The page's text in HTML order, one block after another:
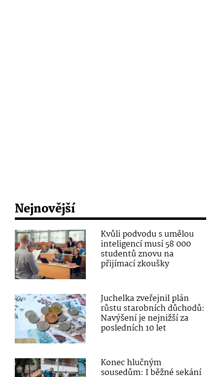
Nejnovější
Kvůli podvodu s umělou
inteligencí musí 58 000
studentů znovu na
přijímací zkoušky
Juchelka zveřejnil plán
růstu starobních důchodů:
Navýšení je nejnižší za
posledních 10 let
Konec hlučným
sousedům: I běžné sekání